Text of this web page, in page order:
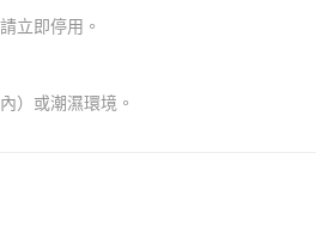
立即停用。
）或潮濕環境。